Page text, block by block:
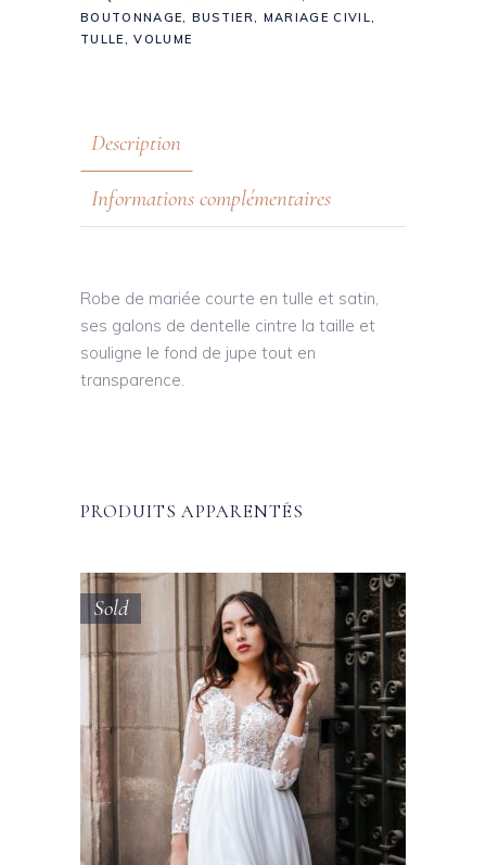
BOUTONNAGE, BUSTIER, MARIAGE CIVIL,
TULLE,VOLUME
Description
Informations complémentaires
Robe de mariée courte en tulle et satin,
ses galons de dentelle cintre la taille et
souligne le fond de jupe tout en
transparence.
PRODUITS APPARENTÉS
Sold